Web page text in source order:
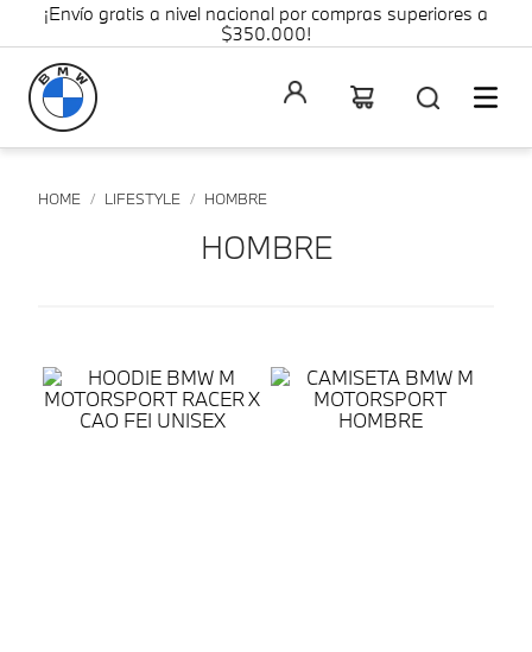
¡Envío gratis a nivel nacional por compras superiores a
$350.000!
LIFESTYLE HOMBRE
HOMBRE